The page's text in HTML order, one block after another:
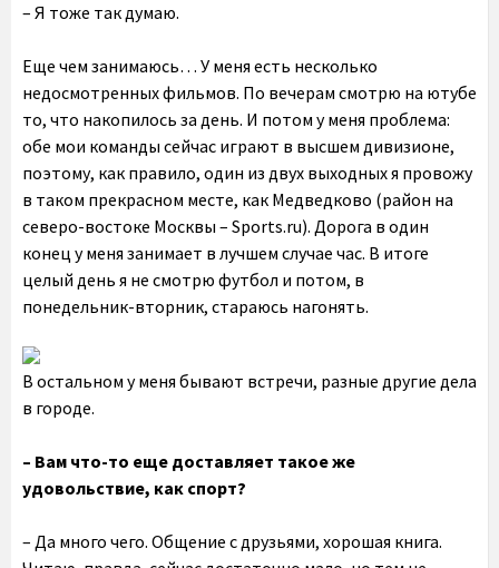
– Я тоже так думаю.
Еще чем занимаюсь… У меня есть несколько
недосмотренных фильмов. По вечерам смотрю на ютубе
то, что накопилось за день. И потом у меня проблема:
обе мои команды сейчас играют в высшем дивизионе,
поэтому, как правило, один из двух выходных я провожу
в таком прекрасном месте, как Медведково (район на
северо-востоке Москвы – Sports.ru). Дорога в один
конец у меня занимает в лучшем случае час. В итоге
целый день я не смотрю футбол и потом, в
понедельник-вторник, стараюсь нагонять.
В остальном у меня бывают встречи, разные другие дела
в городе.
– Вам что-то еще доставляет такое же
удовольствие, как спорт?
– Да много чего. Общение с друзьями, хорошая книга.